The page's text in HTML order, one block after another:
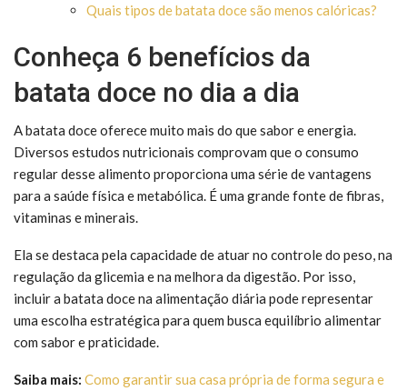
Quais tipos de batata doce são menos calóricas?
Conheça 6 benefícios da
batata doce no dia a dia
A batata doce oferece muito mais do que sabor e energia.
Diversos estudos nutricionais comprovam que o consumo
regular desse alimento proporciona uma série de vantagens
para a saúde física e metabólica. É uma grande fonte de fibras,
vitaminas e minerais.
Ela se destaca pela capacidade de atuar no controle do peso, na
regulação da glicemia e na melhora da digestão. Por isso,
incluir a batata doce na alimentação diária pode representar
uma escolha estratégica para quem busca equilíbrio alimentar
com sabor e praticidade.
Saiba mais: Como garantir sua casa própria de forma segura e